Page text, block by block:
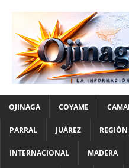
OJINAGA COYAME
PARRAL JUÁREZ
INTERNACIONAL MADERA